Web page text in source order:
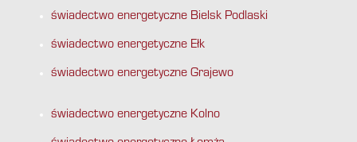
świadectwo energetyczne Bielsk Podlaski
świadectwo energetyczne Ełk
świadectwo energetyczne Grajewo
świadectwo energetyczne Kolno